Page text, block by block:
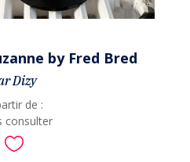
by Fred Bred
Dizy
de :
consulter
